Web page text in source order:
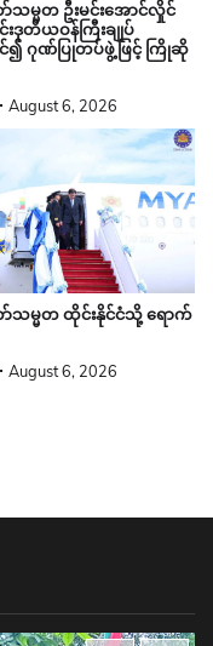
သမ္မတ ဦးမင်းအောင်လှိုင်
းဒုတိယဝန်ကြီးချုပ်
င်၍ ဂုဏ်ပြုတပ်ဖွဲ့ဖြင့် ကြိုဆို
August 6, 2026
သမ္မတ ထိုင်းနိုင်ငံသို့ ရောက်
August 6, 2026